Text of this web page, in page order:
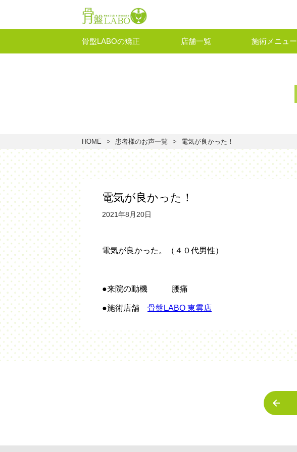
骨盤LABOの矯正 店舗一覧 施術メニュー
HOME 患者様のお声一覧 電気が良かった！
電気が良かった！
2021年8月20日
電気が良かった。（４０代男性）
●来院の動機 腰痛
●施術店舗 骨盤LABO 東雲店